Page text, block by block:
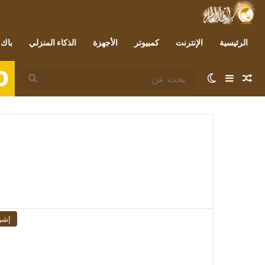
الرئيسية الإنترنت كمبيوتر الأجهزة الذكاء المنزلي
مقال عشوائي
إضافة عمود جانبي
الوضع المظلم
بحث
عن